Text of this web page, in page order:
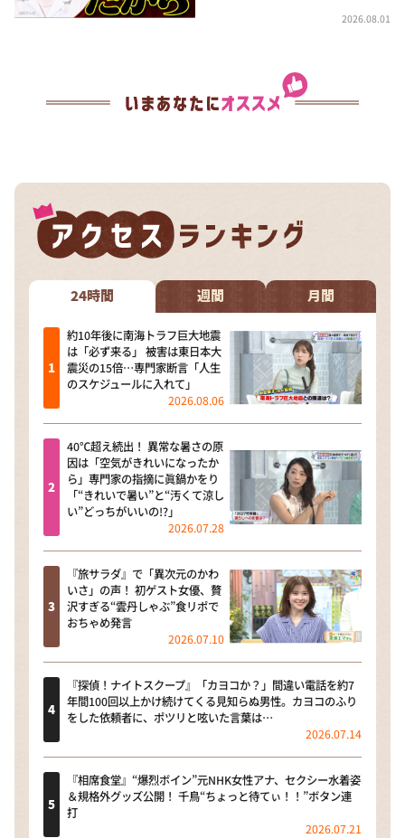
2026.08.01
24時間 週間 月間
約10年後に南海トラフ巨大地震
は「必ず来る」 被害は東日本大
震災の15倍…専門家断言「人生
のスケジュールに入れて」
2026.08.06
40℃超え続出！ 異常な暑さの原
因は「空気がきれいになったか
ら」専門家の指摘に眞鍋かをり
「“きれいで暑い”と“汚くて涼し
い”どっちがいいの!?」
2026.07.28
『旅サラダ』で「異次元のかわ
いさ」の声！ 初ゲスト女優、贅
沢すぎる“雲丹しゃぶ”食リポで
おちゃめ発言
2026.07.10
『探偵！ナイトスクープ』「カヨコか？」間違い電話を約7
年間100回以上かけ続けてくる見知らぬ男性。カヨコのふり
をした依頼者に、ポツリと呟いた言葉は…
2026.07.14
『相席食堂』“爆烈ボイン”元NHK女性アナ、セクシー水着姿
＆規格外グッズ公開！ 千鳥“ちょっと待てぃ！！”ボタン連
打
2026.07.21